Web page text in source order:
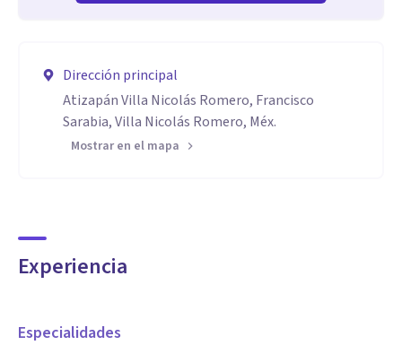
Dirección principal
Atizapán Villa Nicolás Romero, Francisco
Sarabia, Villa Nicolás Romero, Méx.
Mostrar en el mapa
Experiencia
Especialidades